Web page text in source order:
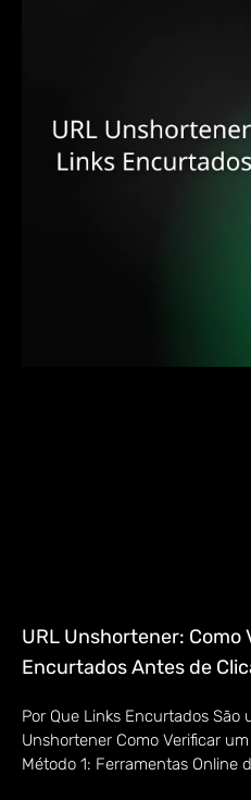
URL Unshortener: Como
Encurtados Antes de
Por Que Links Encurtados São
Unshortener Como Verificar
Método 1: Ferramentas Online